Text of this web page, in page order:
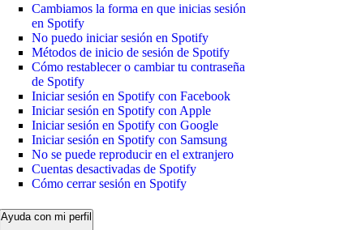
Cambiamos la forma en que inicias sesión
en Spotify
No puedo iniciar sesión en Spotify
Métodos de inicio de sesión de Spotify
Cómo restablecer o cambiar tu contraseña
de Spotify
Iniciar sesión en Spotify con Facebook
Iniciar sesión en Spotify con Apple
Iniciar sesión en Spotify con Google
Iniciar sesión en Spotify con Samsung
No se puede reproducir en el extranjero
Cuentas desactivadas de Spotify
Cómo cerrar sesión en Spotify
Ayuda con mi perfil